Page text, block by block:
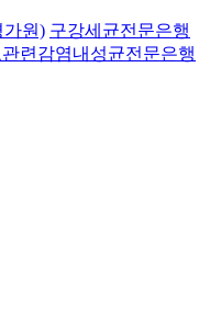
가원) 구강세균전문은행
련감염내성균전문은행